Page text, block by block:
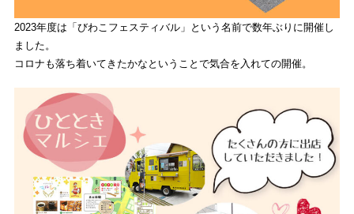
2023年度は「びわこフェスティバル」という名前で数年ぶりに開催し
ました。
コロナも落ち着いてきたかなということで気合を入れての開催。